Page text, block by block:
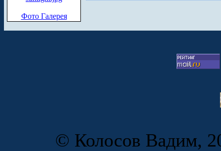
Фото Галерея
© Колосов Вадим,